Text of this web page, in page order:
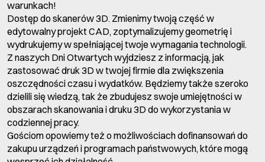
warunkach!
Dostęp do skanerów 3D. Zmienimy twoją część w
edytowalny projekt CAD, zoptymalizujemy geometrię i
wydrukujemy w spełniającej twoje wymagania technologii.
Z naszych Dni Otwartych wyjdziesz z informacją, jak
zastosować druk 3D w twojej firmie dla zwiększenia
oszczędności czasu i wydatków. Będziemy także szeroko
dzielili się wiedzą, tak że zbudujesz swoje umiejętności w
obszarach skanowania i druku 3D do wykorzystania w
codziennej pracy.
Gościom opowiemy też o możliwościach dofinansowań do
zakupu urządzeń i programach państwowych, które mogą